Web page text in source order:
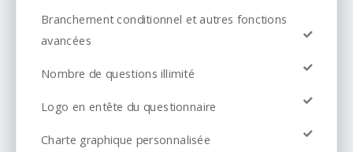
Branchement conditionnel et autres fonctions
avancées
Nombre de questions illimité
Logo en entête du questionnaire
Charte graphique personnalisée